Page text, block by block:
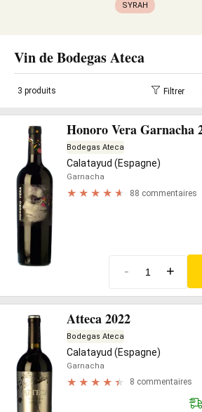
SYRAH
Vin de Bodegas Ateca
3 produits Filtrer
Honoro Vera Garnacha
Bodegas Ateca
Calatayud (Espagne)
Garnacha
88 commentaires
- +
Atteca 2022
Bodegas Ateca
Calatayud (Espagne)
Garnacha
8 commentaires